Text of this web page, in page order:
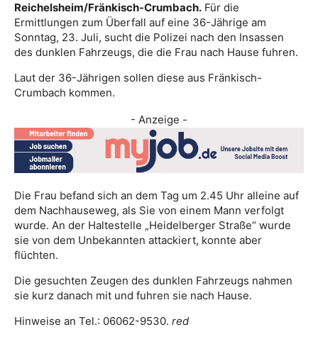
Reichelsheim/Fränkisch-Crumbach. Für die
Ermittlungen zum Überfall auf eine 36-Jährige am
Sonntag, 23. Juli, sucht die Polizei nach den Insassen
des dunklen Fahrzeugs, die die Frau nach Hause fuhren.
Laut der 36-Jährigen sollen diese aus Fränkisch-
Crumbach kommen.
- Anzeige -
Die Frau befand sich an dem Tag um 2.45 Uhr alleine auf
dem Nachhauseweg, als Sie von einem Mann verfolgt
wurde. An der Haltestelle „Heidelberger Straße“ wurde
sie von dem Unbekannten attackiert, konnte aber
flüchten.
Die gesuchten Zeugen des dunklen Fahrzeugs nahmen
sie kurz danach mit und fuhren sie nach Hause.
Hinweise an Tel.: 06062-9530. red